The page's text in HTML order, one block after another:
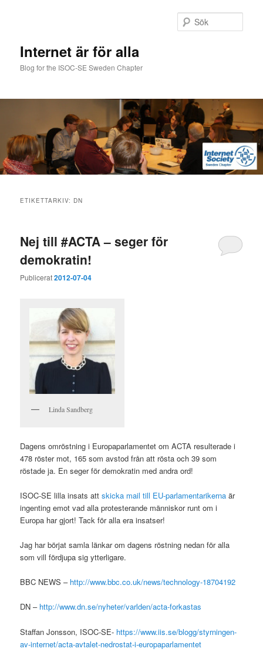
Internet är för alla
Blog for the ISOC-SE Sweden Chapter
ETIKETTARKIV: DN
Nej till #ACTA – seger för
demokratin!
Publicerat2012-07-04
Linda Sandberg
Dagens omröstning i Europaparlamentet om ACTA resulterade i
478 röster mot, 165 som avstod från att rösta och 39 som
röstade ja. En seger för demokratin med andra ord!
ISOC-SE lilla insats attskicka mail till EU-parlamentarikerna är
ingenting emot vad alla protesterande människor runt om i
Europa har gjort! Tack för alla era insatser!
Jag har börjat samla länkar om dagens röstning nedan för alla
som vill fördjupa sig ytterligare.
BBC NEWS – http://www.bbc.co.uk/news/technology-18704192
DN – http://www.dn.se/nyheter/varlden/acta-forkastas
Staffan Jonsson, ISOC-SE- https://www.iis.se/blogg/styrningen-
av-internet/acta-avtalet-nedrostat-i-europaparlamentet